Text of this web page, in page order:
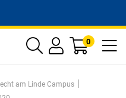
0
am Linde Campus |